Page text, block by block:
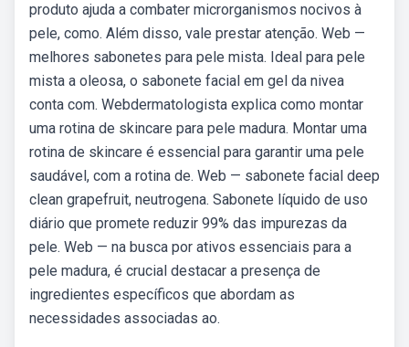
produto ajuda a combater microrganismos nocivos à
pele, como. Além disso, vale prestar atenção. Web —
melhores sabonetes para pele mista. Ideal para pele
mista a oleosa, o sabonete facial em gel da nivea
conta com. Webdermatologista explica como montar
uma rotina de skincare para pele madura. Montar uma
rotina de skincare é essencial para garantir uma pele
saudável, com a rotina de. Web — sabonete facial deep
clean grapefruit, neutrogena. Sabonete líquido de uso
diário que promete reduzir 99% das impurezas da
pele. Web — na busca por ativos essenciais para a
pele madura, é crucial destacar a presença de
ingredientes específicos que abordam as
necessidades associadas ao.